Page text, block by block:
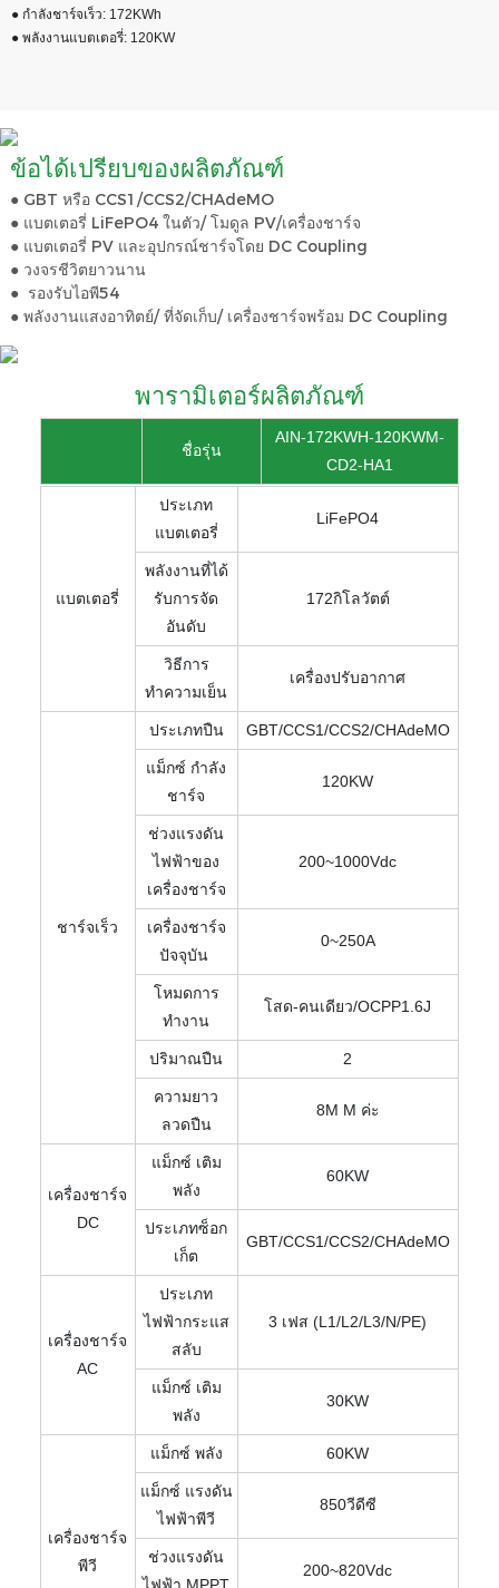
● กำลังชาร์จเร็ว: 172KWh
● พลังงานแบตเตอรี่: 120KW
ข้อได้เปรียบของผลิตภัณฑ์
● GBT หรือ CCS1/CCS2/CHAdeMO
● แบตเตอรี่ LiFePO4 ในตัว/ โมดูล PV/เครื่องชาร์จ
● แบตเตอรี่ PV และอุปกรณ์ชาร์จโดย DC Coupling
● วงจรชีวิตยาวนาน
● รองรับไอพี54
● พลังงานแสงอาทิตย์/ ที่จัดเก็บ/ เครื่องชาร์จพร้อม DC Coupling
พารามิเตอร์ผลิตภัณฑ์
ชื่อรุ่น
AIN-172KWH-120KWM-
CD2-HA1
แบตเตอรี่
ประเภท
แบตเตอรี่
LiFePO4
พลังงานที่ได้
รับการจัด
อันดับ
172กิโลวัตต์
วิธีการ
ทำความเย็น
เครื่องปรับอากาศ
ชาร์จเร็ว
ประเภทปืน GBT/CCS1/CCS2/CHAdeMO
แม็กซ์ กำลัง
ชาร์จ
120KW
ช่วงแรงดัน
ไฟฟ้าของ
เครื่องชาร์จ
200~1000Vdc
เครื่องชาร์จ
ปัจจุบัน
0~250A
โหมดการ
ทำงาน
โสด-คนเดียว/OCPP1.6J
ปริมาณปืน 2
ความยาว
ลวดปืน
8M M ค่ะ
เครื่องชาร์จ
DC
แม็กซ์ เติม
พลัง
60KW
ประเภทซ็อก
เก็ต
GBT/CCS1/CCS2/CHAdeMO
เครื่องชาร์จ
AC
ประเภท
ไฟฟ้ากระแส
สลับ
3 เฟส (L1/L2/L3/N/PE)
แม็กซ์ เติม
พลัง
30KW
เครื่องชาร์จ
พีวี
แม็กซ์ พลัง 60KW
แม็กซ์ แรงดัน
ไฟฟ้าพีวี
850วีดีซี
ช่วงแรงดัน
200~820Vdc